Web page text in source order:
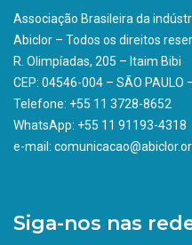
Associação Brasileira da
Abiclor – Todos os direitos
R. Olimpíadas, 205 – Itaim Bibi
CEP: 04546-004 – SÃO PAULO
Telefone: +55 11 3728-8652
WhatsApp: +55 11 91193-4318
e-mail:
Siga-nos nas